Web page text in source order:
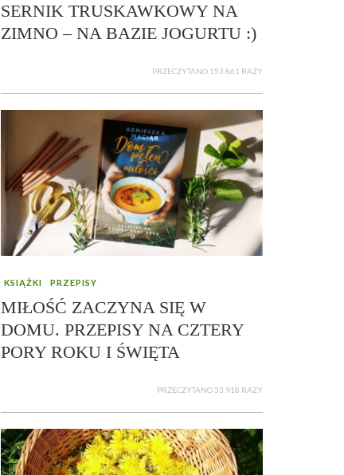
SERNIK TRUSKAWKOWY NA
ZIMNO – NA BAZIE JOGURTU :)
PRZECZYTANO 153 861 RAZY
KSIĄŻKI PRZEPISY
MIŁOŚĆ ZACZYNA SIĘ W
DOMU. PRZEPISY NA CZTERY
PORY ROKU I ŚWIĘTA
PRZECZYTANO 33 918 RAZY